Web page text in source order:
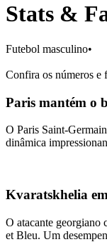
Stats &
Futebol masculino•
Confira os números e
Paris mantém o
O Paris Saint-
dinâmica
Kvaratskhelia
O atacante georgiano
et Bleu. Um